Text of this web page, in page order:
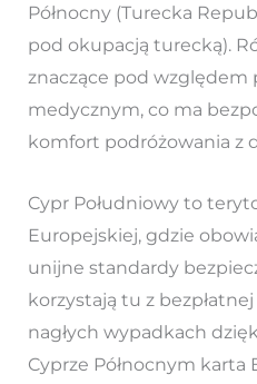
Północny (Turecka
pod okupacją turecką).
znaczące pod względem
medycznym, co ma
komfort podróżowania z
Cypr Południowy to
Europejskiej, gdzie
unijne standardy
korzystają tu z
nagłych wypadkach
Cyprze Północnym karta